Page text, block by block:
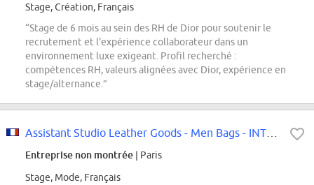
Stage, Création, Français
“Stage de 6 mois au sein des RH de Dior pour soutenir le
recrutement et l'expérience collaborateur dans un
environnement luxe exigeant. Profil recherché :
compétences RH, valeurs alignées avec Dior, expérience en
stage/alternance.”
Entreprise non montrée | Paris
Stage, Mode, Français